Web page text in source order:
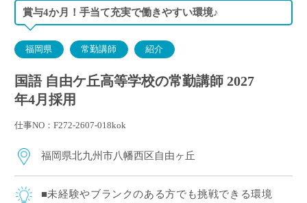
賞与4か月！手当て充実で働きやすい環境♪
福岡県 常勤講師 紹介
国語 自由ケ丘高等学校の常勤講師 2027
年4月採用
仕事NO：F272-2607-018kok
福岡県北九州市八幡西区自由ヶ丘
■未経験やブランクのある方でも挑戦できる環境